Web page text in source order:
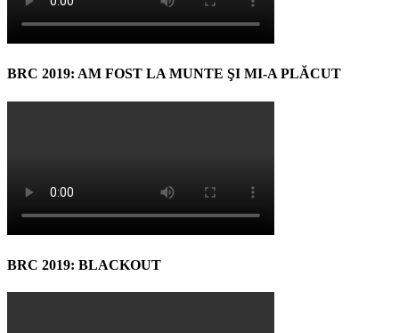
BRC 2019: AM FOST LA MUNTE ŞI MI-A PLĂCUT
BRC 2019: BLACKOUT